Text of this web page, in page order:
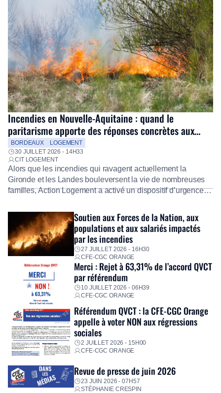
Incendies en Nouvelle-Aquitaine : quand le
paritarisme apporte des réponses concrètes aux
salariés
BORDEAUX
LOGEMENT
30 JUILLET 2026 - 14H33
CIT LOGEMENT
Alors que les incendies qui ravagent actuellement la
Gironde et les Landes bouleversent la vie de nombreuses
familles, Action Logement a activé un dispositif d’urgence
Fidèle à sa mission d’utilité sociale, le Groupe mobilise
immédiatement ses équipes afin de proposer un diagnostic
personnalisé, des aides financières pour faire face aux
premières dépenses, […]
Soutien aux Forces de la Nation, aux
populations et aux salariés impactés
par les incendies
27 JUILLET 2026 - 16H30
CFE-CGC ORANGE
Merci : Rejet à 63,31% de l’accord QVCT
par référendum
10 JUILLET 2026 - 06H39
CFE-CGC ORANGE
Référendum QVCT : la CFE-CGC Orange
appelle à voter NON aux régressions
sociales
2 JUILLET 2026 - 15H00
CFE-CGC ORANGE
Revue de presse de juin 2026
23 JUIN 2026 - 07H57
STÉPHANIE CRESPIN